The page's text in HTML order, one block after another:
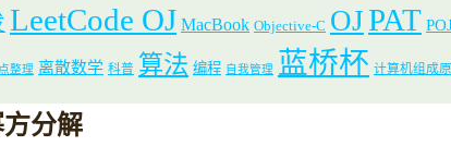
LeetCode OJ MacBook Objective-C OJPAT
整理 离散数学 科普 算法 编程 自我管理 蓝桥杯 计算机组成
分解